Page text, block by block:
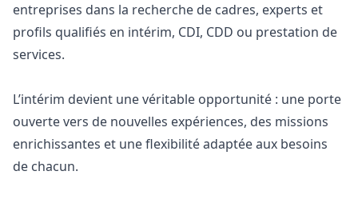
entreprises dans la recherche de cadres, experts et
profils qualifiés en intérim, CDI, CDD ou prestation de
services.
L’intérim devient une véritable opportunité : une porte
ouverte vers de nouvelles expériences, des missions
enrichissantes et une flexibilité adaptée aux besoins
de chacun.